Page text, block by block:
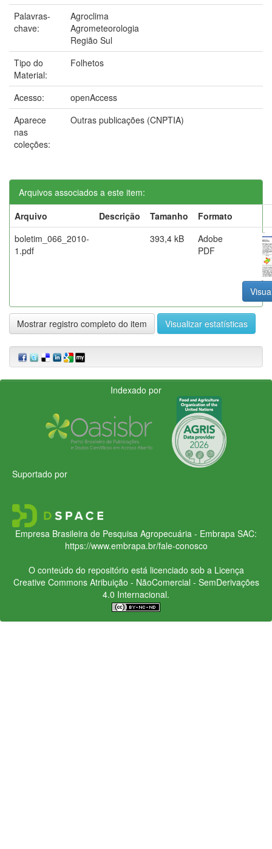
Palavras-
chave:
Agroclima
Agrometeorologia
Região Sul
Tipo do
Material:
Folhetos
Acesso:
openAccess
Aparece
nas
coleções:
Outras publicações (CNPTIA)
Arquivos associados a este item:
Arquivo
Descrição Tamanho
Formato
boletim_066_2010-
1.pdf
393,4 kB
Adobe
PDF
Mostrar registro completo do item Visualizar estatísticas
Indexado por
Suportado por
Empresa Brasileira de Pesquisa Agropecuária - Embrapa SAC:
https://www.embrapa.br/fale-conosco
O conteúdo do repositório está licenciado sob a Licença
Creative CommonsAtribuição - NãoComercial - SemDerivações
4.0 Internacional.